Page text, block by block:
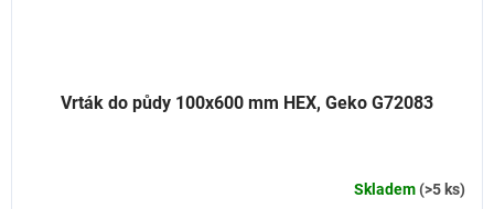
Vrták do půdy 100x600 mm HEX, Geko G72083
Skladem(>5 ks)